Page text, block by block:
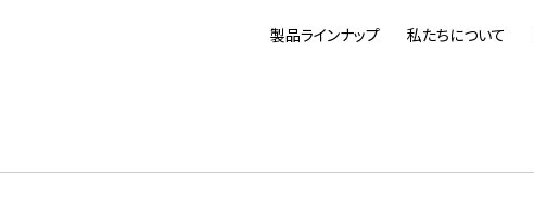
製品ラインナップ 私たちについて